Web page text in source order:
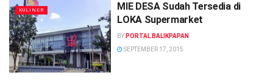
KULINER
MIE DESA Sudah Tersedia di
LOKA Supermarket
BY PORTAL BALIKPAPAN
SEPTEMBER 17, 2015